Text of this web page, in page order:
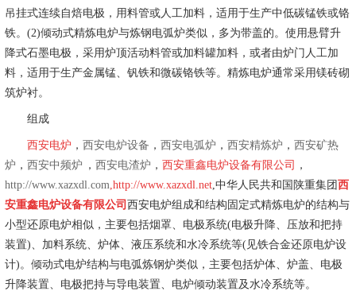
吊挂式连续自焙电极，用料管或人工加料，适用于生产中低碳锰铁或铬
铁。(2)倾动式精炼电炉与炼钢电弧炉类似，多为带盖的。使用悬臂升
降式石墨电极，采用炉顶活动料管或加料罐加料，或者由炉门人工加
料，适用于生产金属锰、钒铁和微碳铬铁等。精炼电炉通常采用镁砖砌
筑炉衬。
组成
西安电炉 ， 西安电炉设备 ， 西安电弧炉 ， 西安精炼炉 ， 西安矿热
炉 ， 西安中频炉 ，西安电渣炉 ，西安重鑫电炉设备有限公司 ，
http://www.xazxdl.com http://www.xazxdl.net, 中华人民共和国陕重集团西
安重鑫电炉设备有限公司 西安电炉组成和结构固定式精炼电炉的结构与
小型还原电炉相似，主要包括烟罩、电极系统(电极升降、压放和把持
装置)、加料系统、炉体、液压系统和水冷系统等(见铁合金还原电炉设
计)。倾动式电炉结构与电弧炼钢炉类似，主要包括炉体、炉盖、电极
升降装置、电极把持与导电装置、电炉倾动装置及水冷系统等。